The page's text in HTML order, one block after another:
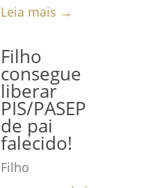
Leia mais →
Filho
consegue
liberar
PIS/PASEP
de pai
falecido!
Filho